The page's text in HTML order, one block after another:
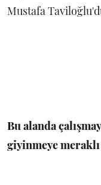
Mustafa
Bu alanda
giyinmeye meraklı